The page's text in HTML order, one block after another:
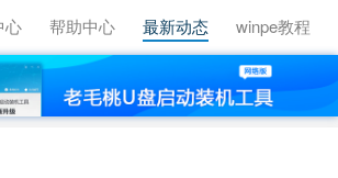
心 帮助中心 最新动态 winpe教程